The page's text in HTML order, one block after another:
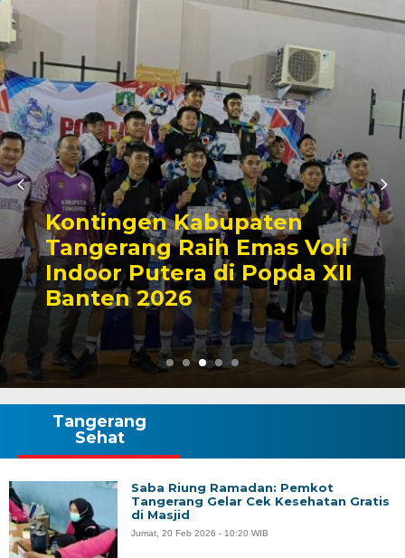
Kontingen Kabupaten
Tangerang Raih Emas Voli
Indoor Putera di Popda XII
Banten 2026
Tangerang
Sehat
Saba Riung Ramadan: Pemkot
Tangerang Gelar Cek Kesehatan Gratis
di Masjid
Jumat, 20 Feb 2026 - 10:20 WIB